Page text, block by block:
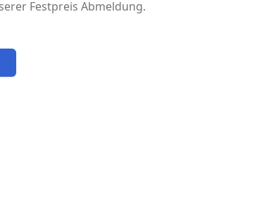
Festpreis Abmeldung.